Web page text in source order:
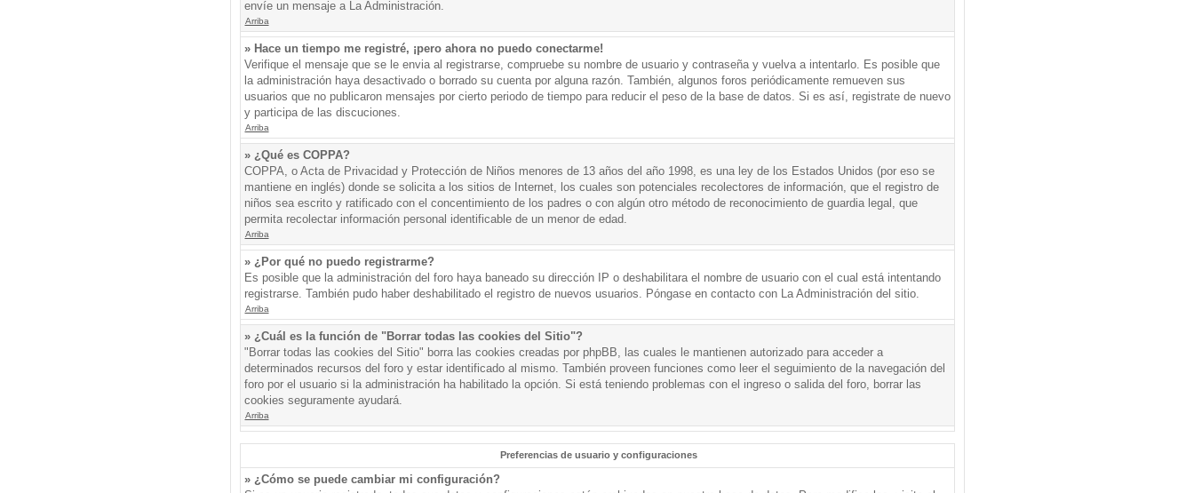
envíe un mensaje a La Administración.
Arriba
» Hace un tiempo me registré, ¡pero ahora no puedo conectarme!
Verifique el mensaje que se le envia al registrarse, compruebe su nombre de usuario y contraseña y vuelva a intentarlo. Es posible que
la administración haya desactivado o borrado su cuenta por alguna razón. También, algunos foros periódicamente remueven sus
usuarios que no publicaron mensajes por cierto periodo de tiempo para reducir el peso de la base de datos. Si es así, registrate de nuevo
y participa de las discuciones.
Arriba
» ¿Qué es COPPA?
COPPA, o Acta de Privacidad y Protección de Niños menores de 13 años del año 1998, es una ley de los Estados Unidos (por eso se
mantiene en inglés) donde se solicita a los sitios de Internet, los cuales son potenciales recolectores de información, que el registro de
niños sea escrito y ratificado con el concentimiento de los padres o con algún otro método de reconocimiento de guardia legal, que
permita recolectar información personal identificable de un menor de edad.
Arriba
» ¿Por qué no puedo registrarme?
Es posible que la administración del foro haya baneado su dirección IP o deshabilitara el nombre de usuario con el cual está intentando
registrarse. También pudo haber deshabilitado el registro de nuevos usuarios. Póngase en contacto con La Administración del sitio.
Arriba
» ¿Cuál es la función de "Borrar todas las cookies del Sitio"?
"Borrar todas las cookies del Sitio" borra las cookies creadas por phpBB, las cuales le mantienen autorizado para acceder a
determinados recursos del foro y estar identificado al mismo. También proveen funciones como leer el seguimiento de la navegación del
foro por el usuario si la administración ha habilitado la opción. Si está teniendo problemas con el ingreso o salida del foro, borrar las
cookies seguramente ayudará.
Arriba
Preferencias de usuario y configuraciones
» ¿Cómo se puede cambiar mi configuración?